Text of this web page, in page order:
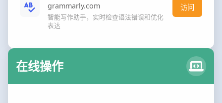
grammarly.com
智能写作助手，实时检查语法错误和优化
表达
访问
在线操作